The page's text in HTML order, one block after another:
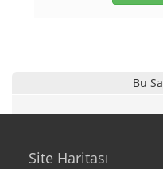
Bu
Site Haritası